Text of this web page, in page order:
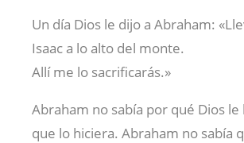
Un día Dios le dijo a Abraham:
Isaac a lo alto del monte.
Allí me lo sacrificarás.»
Abraham no sabía por qué Dios le
que lo hiciera. Abraham no sabía